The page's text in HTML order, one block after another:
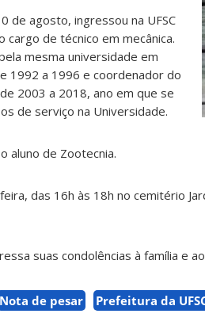
de agosto, ingressou na UFSC
de técnico em mecânica.
mesma universidade em
1992 a 1996 e coordenador do
2003 a 2018, ano em que se
de serviço na Universidade.
aluno de Zootecnia.
das 16h às 18h no cemitério
suas condolências à família e
Nota de pesar Prefeitura da